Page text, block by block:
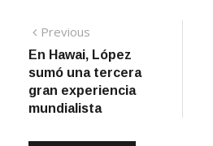
Navegación
de
entradas
Previous
post:
En Hawai, López
sumó una tercera
gran experiencia
mundialista